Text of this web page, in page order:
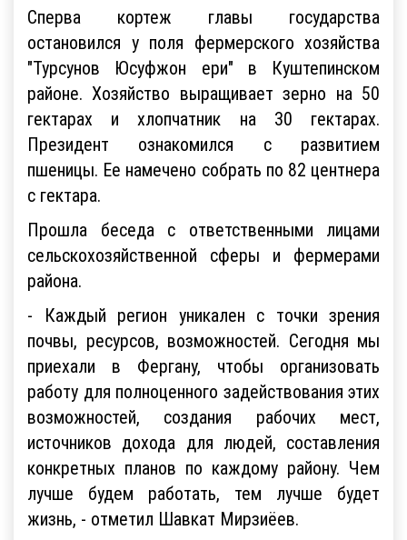
Сперва кортеж главы государства
остановился у поля фермерского хозяйства
"Турсунов Юсуфжон ери" в Куштепинском
районе. Хозяйство выращивает зерно на 50
гектарах и хлопчатник на 30 гектарах.
Президент ознакомился с развитием
пшеницы. Ее намечено собрать по 82 центнера
с гектара.
Прошла беседа с ответственными лицами
сельскохозяйственной сферы и фермерами
района.
- Каждый регион уникален с точки зрения
почвы, ресурсов, возможностей. Сегодня мы
приехали в Фергану, чтобы организовать
работу для полноценного задействования этих
возможностей, создания рабочих мест,
источников дохода для людей, составления
конкретных планов по каждому району. Чем
лучше будем работать, тем лучше будет
жизнь, - отметил Шавкат Мирзиёев.